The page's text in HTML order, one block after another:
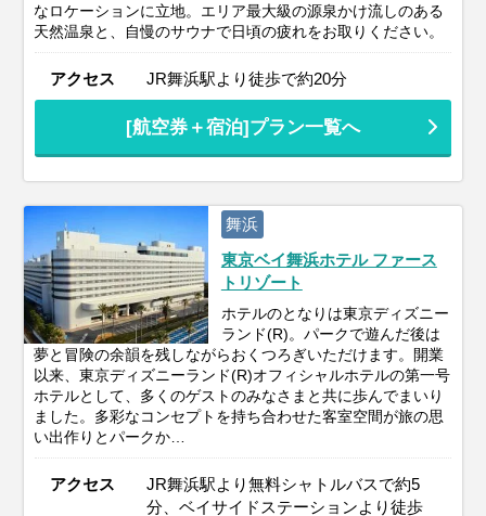
なロケーションに立地。エリア最大級の源泉かけ流しのある
天然温泉と、自慢のサウナで日頃の疲れをお取りください。
アクセス JR舞浜駅より徒歩で約20分
[航空券＋宿泊]プラン一覧へ
舞浜
東京ベイ舞浜ホテル ファース
トリゾート
ホテルのとなりは東京ディズニー
ランド(R)。パークで遊んだ後は
夢と冒険の余韻を残しながらおくつろぎいただけます。開業
以来、東京ディズニーランド(R)オフィシャルホテルの第一号
ホテルとして、多くのゲストのみなさまと共に歩んでまいり
ました。多彩なコンセプトを持ち合わせた客室空間が旅の思
い出作りとパークか…
アクセス
JR舞浜駅より無料シャトルバスで約5
分、ベイサイドステーションより徒歩